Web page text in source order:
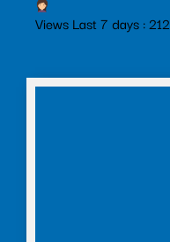
Views Last 7 days : 212